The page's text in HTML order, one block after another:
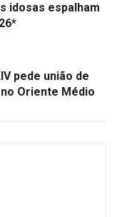
idosas espalham
pede união de
Oriente Médio